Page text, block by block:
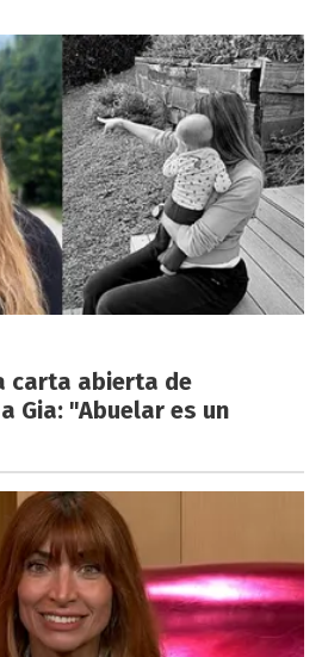
carta abierta de
Gia: "Abuelar es un